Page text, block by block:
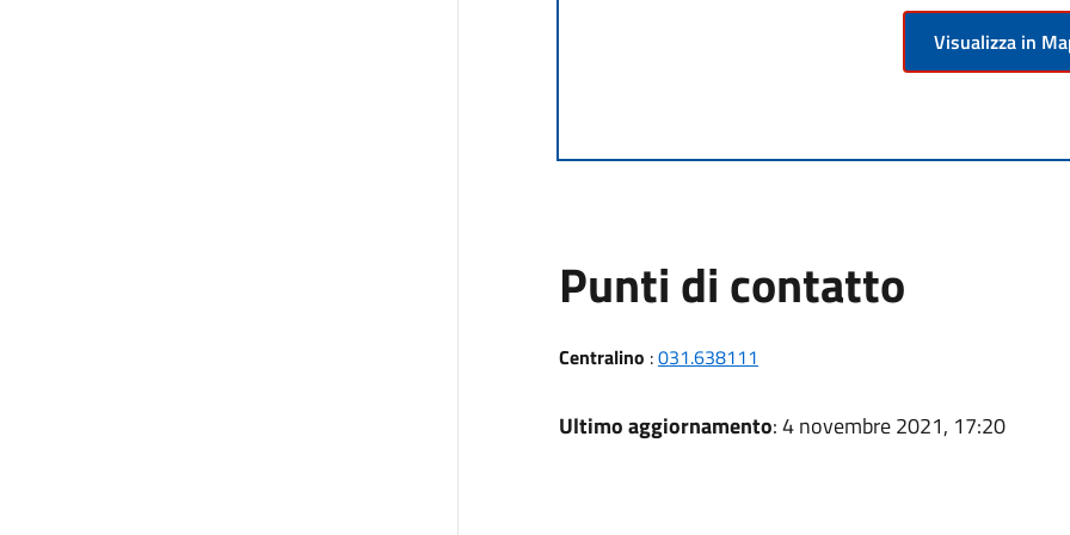
Visualizza in
Punti di contatto
Centralino :031.638111
Ultimo aggiornamento: 4 novembre 2021, 17:20